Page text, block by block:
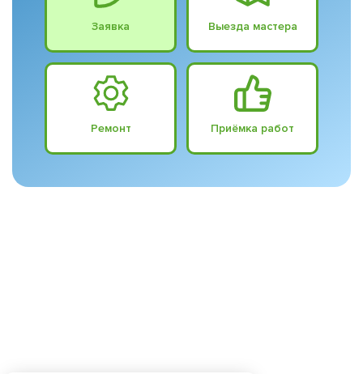
Заявка Выезда мастера
Ремонт Приёмка работ